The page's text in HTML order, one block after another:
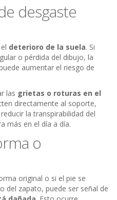
desgaste
deterioro de la suela. Si
o pérdida del dibujo, la
aumentar el riesgo de
las grietas o roturas en el
directamente al soporte,
la transpirabilidad del
más en el día a día.
o
original o si el pie se
del zapato, puede ser señal de